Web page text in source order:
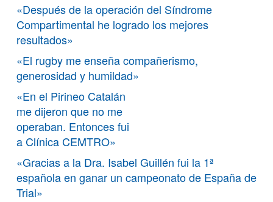
«Después de la operación del Síndrome
Compartimental he logrado los mejores
resultados»
«El rugby me enseña compañerismo,
generosidad y humildad»
«En el Pirineo Catalán
me dijeron que no me
operaban. Entonces fui
a Clínica CEMTRO»
«Gracias a la Dra. Isabel Guillén fui la 1ª
española en ganar un campeonato de España de
Trial»